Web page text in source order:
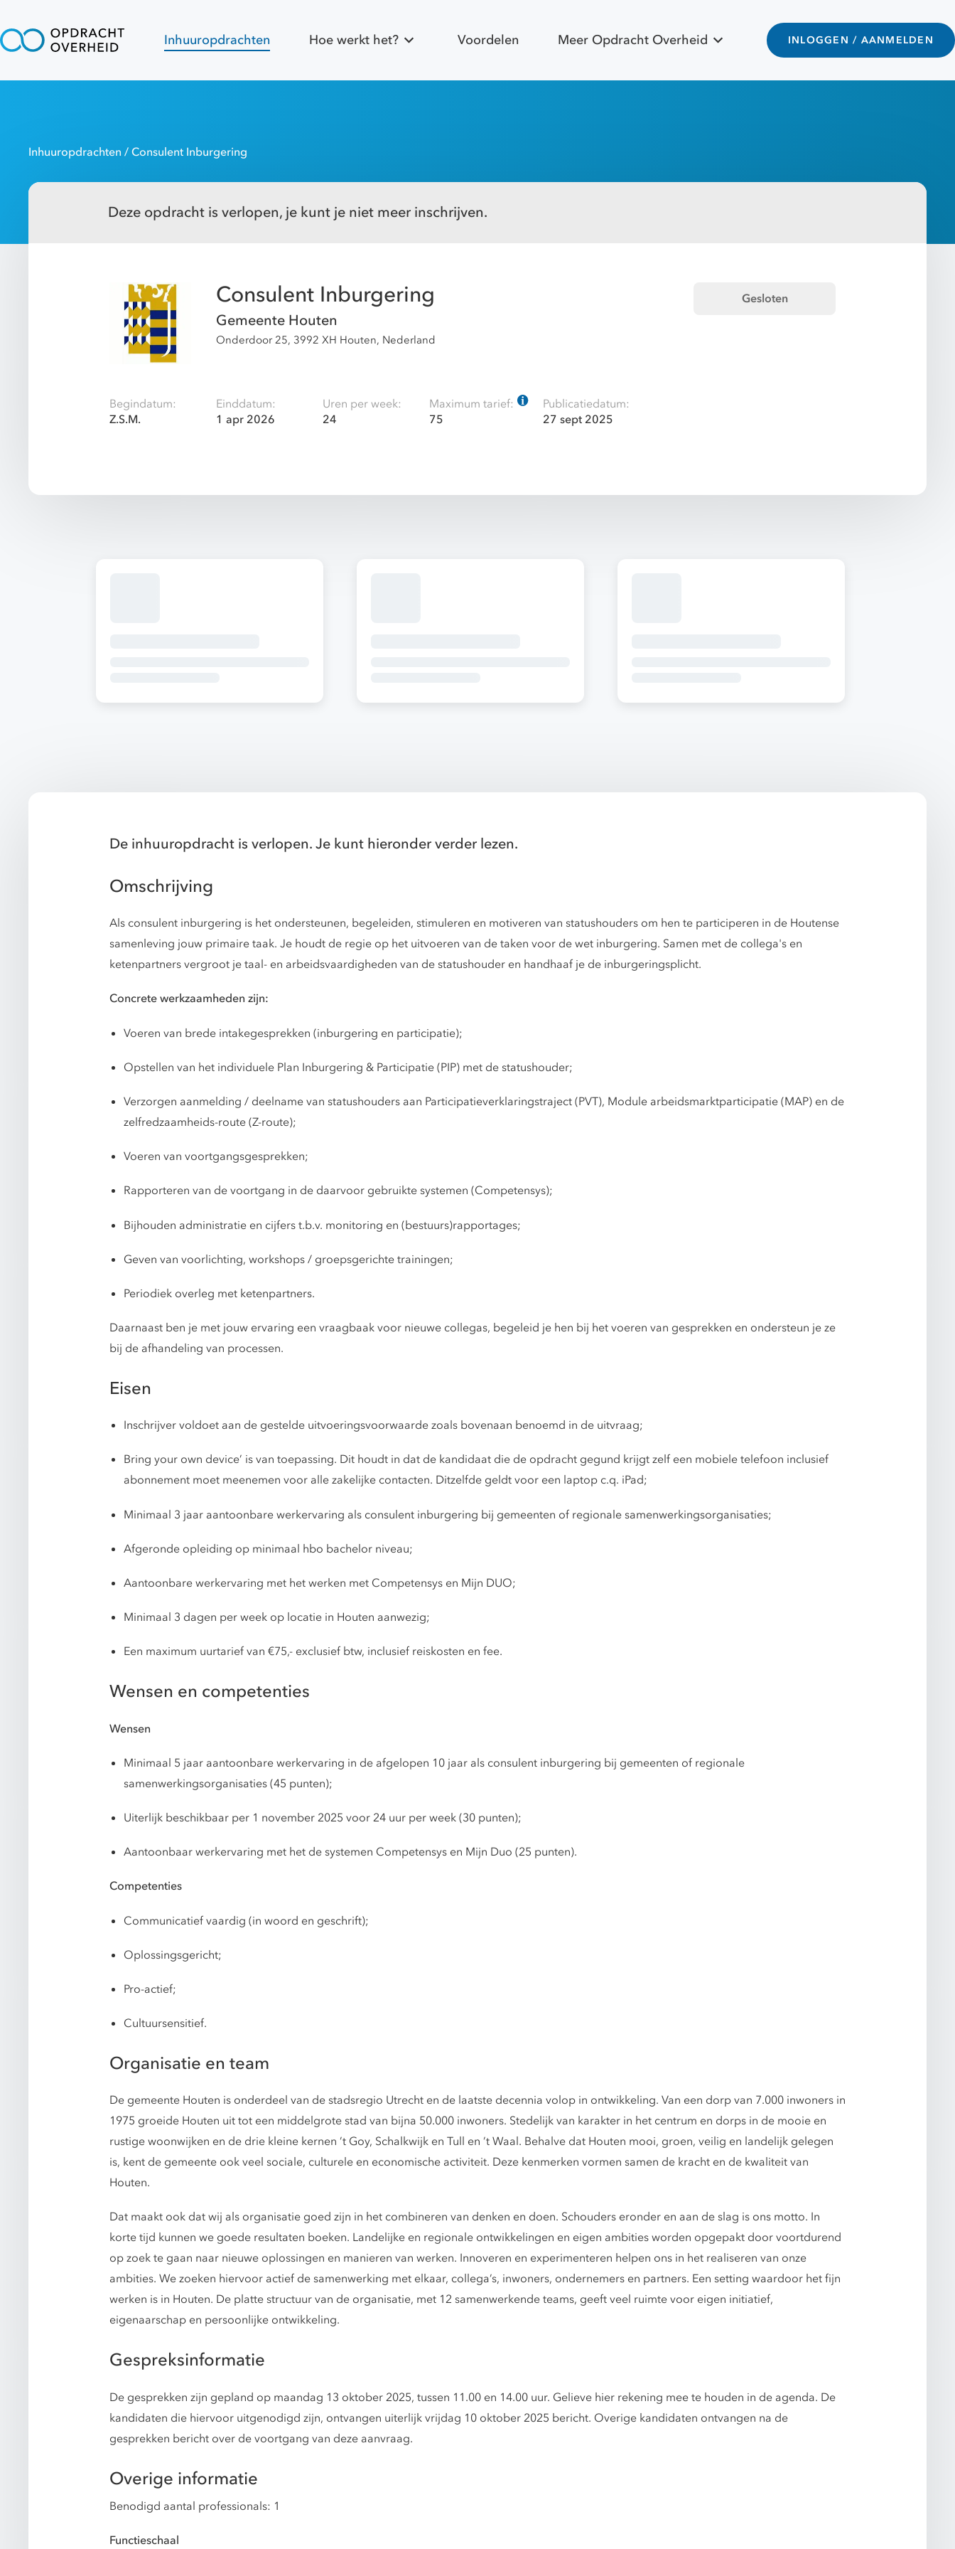
Inhuuropdrachten Hoe werkt het? Voordelen Meer Opdracht Overheid INLOGGEN / AANMELDEN
Inhuuropdrachten / Consulent Inburgering
Deze opdracht is verlopen, je kunt je niet meer inschrijven.
Consulent Inburgering
Gemeente Houten
Onderdoor 25, 3992 XH Houten, Nederland
Gesloten
Begindatum:
Z.S.M.
Einddatum:
1 apr 2026
Uren per week:
24
Maximum tarief:
75
Publicatiedatum:
27 sept 2025
De inhuuropdracht is verlopen. Je kunt hieronder verder lezen.
Omschrijving
Als consulent inburgering is het ondersteunen, begeleiden, stimuleren en motiveren van statushouders om hen te participeren in de Houtense
samenleving jouw primaire taak. Je houdt de regie op het uitvoeren van de taken voor de wet inburgering. Samen met de collega's en
ketenpartners vergroot je taal- en arbeidsvaardigheden van de statushouder en handhaaf je de inburgeringsplicht.
Concrete werkzaamheden zijn:
Voeren van brede intakegesprekken (inburgering en participatie);
Opstellen van het individuele Plan Inburgering & Participatie (PIP) met de statushouder;
Verzorgen aanmelding / deelname van statushouders aan Participatieverklaringstraject (PVT), Module arbeidsmarktparticipatie (MAP) en de
zelfredzaamheids-route (Z-route);
Voeren van voortgangsgesprekken;
Rapporteren van de voortgang in de daarvoor gebruikte systemen (Competensys);
Bijhouden administratie en cijfers t.b.v. monitoring en (bestuurs)rapportages;
Geven van voorlichting, workshops / groepsgerichte trainingen;
Periodiek overleg met ketenpartners.
Daarnaast ben je met jouw ervaring een vraagbaak voor nieuwe collegas, begeleid je hen bij het voeren van gesprekken en ondersteun je ze
bij de afhandeling van processen.
Eisen
Inschrijver voldoet aan de gestelde uitvoeringsvoorwaarde zoals bovenaan benoemd in de uitvraag;
Bring your own device’ is van toepassing. Dit houdt in dat de kandidaat die de opdracht gegund krijgt zelf een mobiele telefoon inclusief
abonnement moet meenemen voor alle zakelijke contacten. Ditzelfde geldt voor een laptop c.q. iPad;
Minimaal 3 jaar aantoonbare werkervaring als consulent inburgering bij gemeenten of regionale samenwerkingsorganisaties;
Afgeronde opleiding op minimaal hbo bachelor niveau;
Aantoonbare werkervaring met het werken met Competensys en Mijn DUO;
Minimaal 3 dagen per week op locatie in Houten aanwezig;
Een maximum uurtarief van €75,- exclusief btw, inclusief reiskosten en fee.
Wensen en competenties
Wensen
Minimaal 5 jaar aantoonbare werkervaring in de afgelopen 10 jaar als consulent inburgering bij gemeenten of regionale
samenwerkingsorganisaties (45 punten);
Uiterlijk beschikbaar per 1 november 2025 voor 24 uur per week (30 punten);
Aantoonbaar werkervaring met het de systemen Competensys en Mijn Duo (25 punten).
Competenties
Communicatief vaardig (in woord en geschrift);
Oplossingsgericht;
Pro-actief;
Cultuursensitief.
Organisatie en team
De gemeente Houten is onderdeel van de stadsregio Utrecht en de laatste decennia volop in ontwikkeling. Van een dorp van 7.000 inwoners in
1975 groeide Houten uit tot een middelgrote stad van bijna 50.000 inwoners. Stedelijk van karakter in het centrum en dorps in de mooie en
rustige woonwijken en de drie kleine kernen ’t Goy, Schalkwijk en Tull en ’t Waal. Behalve dat Houten mooi, groen, veilig en landelijk gelegen
is, kent de gemeente ook veel sociale, culturele en economische activiteit. Deze kenmerken vormen samen de kracht en de kwaliteit van
Houten.
Dat maakt ook dat wij als organisatie goed zijn in het combineren van denken en doen. Schouders eronder en aan de slag is ons motto. In
korte tijd kunnen we goede resultaten boeken. Landelijke en regionale ontwikkelingen en eigen ambities worden opgepakt door voortdurend
op zoek te gaan naar nieuwe oplossingen en manieren van werken. Innoveren en experimenteren helpen ons in het realiseren van onze
ambities. We zoeken hiervoor actief de samenwerking met elkaar, collega’s, inwoners, ondernemers en partners. Een setting waardoor het fijn
werken is in Houten. De platte structuur van de organisatie, met 12 samenwerkende teams, geeft veel ruimte voor eigen initiatief,
eigenaarschap en persoonlijke ontwikkeling.
Gespreksinformatie
De gesprekken zijn gepland op maandag 13 oktober 2025, tussen 11.00 en 14.00 uur. Gelieve hier rekening mee te houden in de agenda. De
kandidaten die hiervoor uitgenodigd zijn, ontvangen uiterlijk vrijdag 10 oktober 2025 bericht. Overige kandidaten ontvangen na de
gesprekken bericht over de voortgang van deze aanvraag.
Overige informatie
Benodigd aantal professionals: 1
Functieschaal